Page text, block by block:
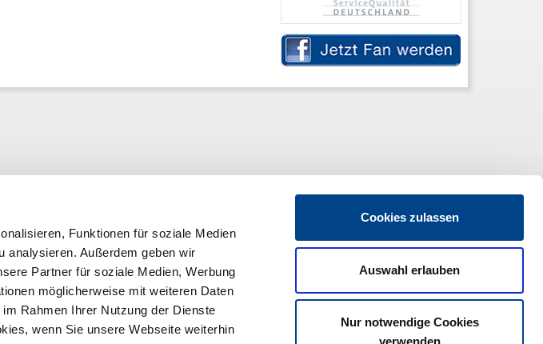
Funktionen für soziale Medien
analysieren. Außerdem geben wir
Partner für soziale Medien, Werbung
möglicherweise mit weiteren Daten
Rahmen Ihrer Nutzung der Dienste
wenn Sie unsere Webseite weiterhin
Cookies zulassen
Auswahl erlauben
Nur notwendige Cookies
verwenden